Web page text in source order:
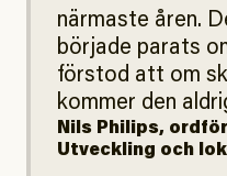
närmaste åren.
började parats
förstod att om
kommer den
Nils Philips,
Utveckling och